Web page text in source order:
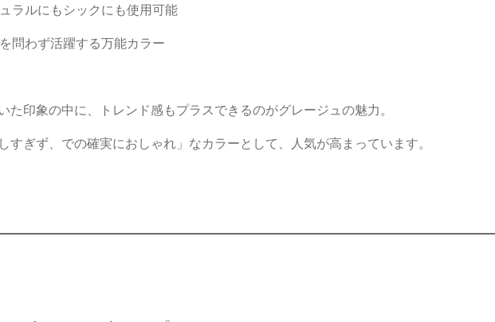
ラルにもシックにも使用可能
問わず活躍する万能カラー
た印象の中に、トレンド感もプラスできるのがグレージュの魅力。
すぎず、での確実におしゃれ」なカラーとして、人気が高まっています。